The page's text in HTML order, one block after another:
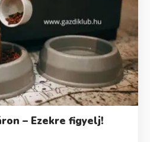
– Ezekre figyelj!